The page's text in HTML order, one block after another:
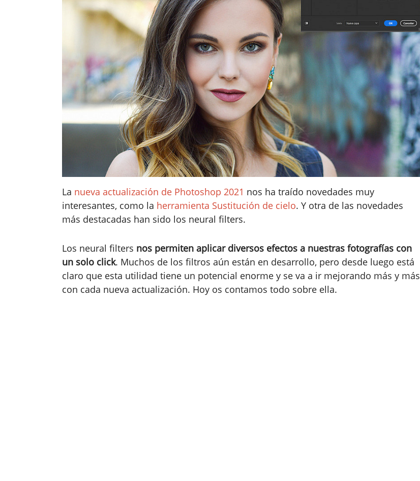
La nueva actualización de Photoshop 2021 nos ha traído novedades muy
interesantes, como la herramienta Sustitución de cielo. Y otra de las novedades
más destacadas han sido los neural filters.
Los neural filters nos permiten aplicar diversos efectos a nuestras fotografías con
un solo click. Muchos de los filtros aún están en desarrollo, pero desde luego está
claro que esta utilidad tiene un potencial enorme y se va a ir mejorando más y más
con cada nueva actualización. Hoy os contamos todo sobre ella.